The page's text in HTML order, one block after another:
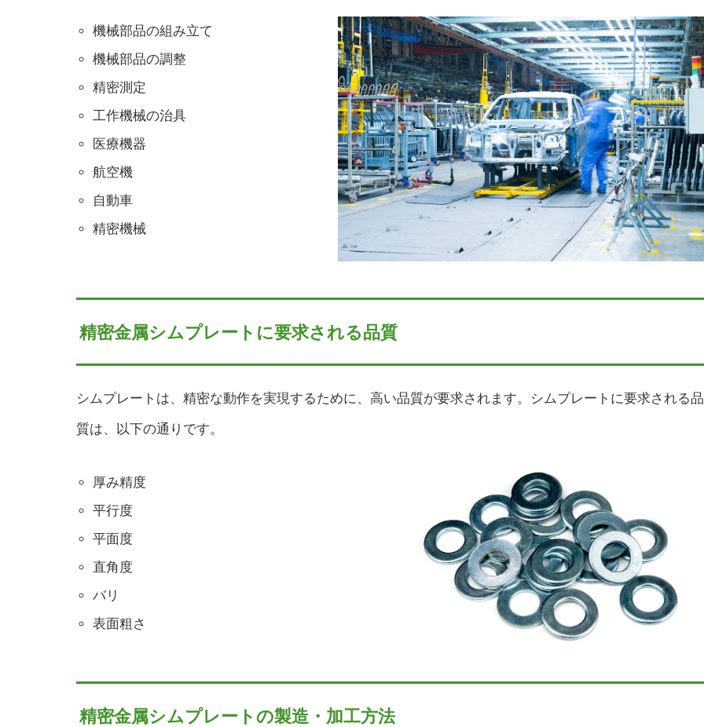
機械部品の組み立て
機械部品の調整
精密測定
工作機械の治具
医療機器
航空機
自動車
精密機械
精密金属シムプレートに要求される品質
シムプレートは、精密な動作を実現するために、高い品質が要求されます。シムプレートに要求される品
質は、以下の通りです。
厚み精度
平行度
平面度
直角度
バリ
表面粗さ
精密金属シムプレートの製造・加工方法